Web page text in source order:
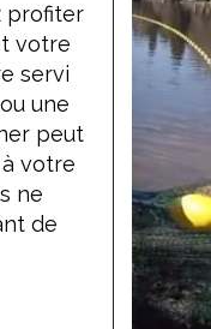
profiter
votre
servi
une
peut
votre
ne
de